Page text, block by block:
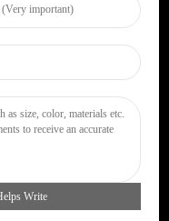
droits réservés
Vapotage
Write